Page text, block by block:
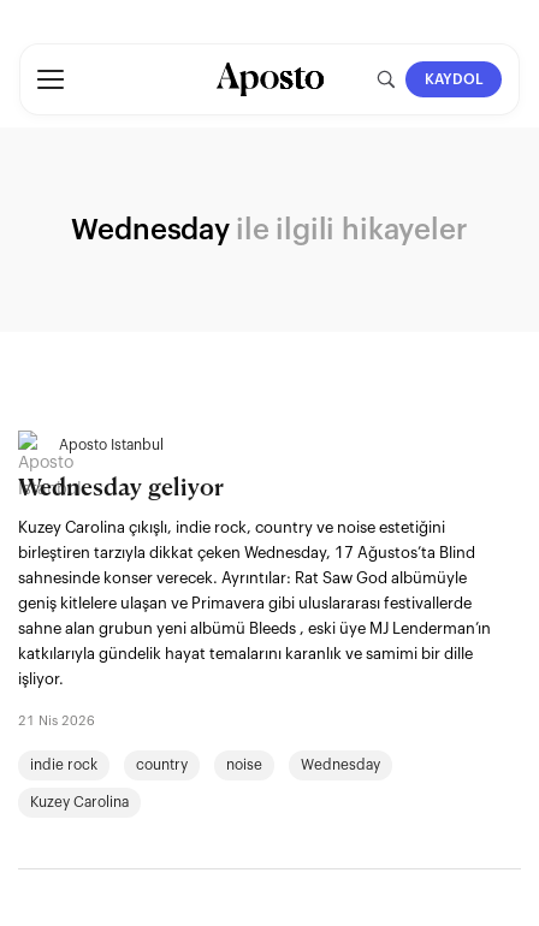
KAYDOL
Wednesday ile ilgili hikayeler
Aposto İstanbul
Wednesday geliyor
Kuzey Carolina çıkışlı, indie rock, country ve noise estetiğini
birleştiren tarzıyla dikkat çeken Wednesday, 17 Ağustos’ta Blind
sahnesinde konser verecek. Ayrıntılar: Rat Saw God albümüyle
geniş kitlelere ulaşan ve Primavera gibi uluslararası festivallerde
sahne alan grubun yeni albümü Bleeds , eski üye MJ Lenderman’ın
katkılarıyla gündelik hayat temalarını karanlık ve samimi bir dille
işliyor.
21 Nis 2026
indie rock country noise Wednesday
Kuzey Carolina